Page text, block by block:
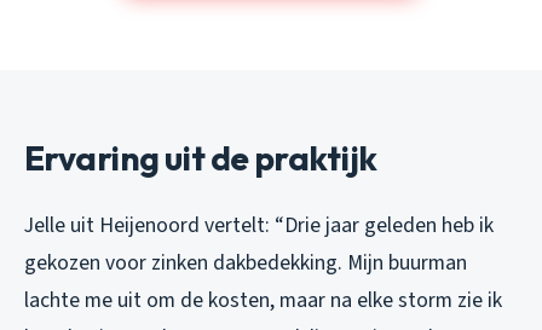
Ervaring uit de praktijk
Jelle uit Heijenoord vertelt: “Drie jaar geleden heb ik
gekozen voor zinken dakbedekking. Mijn buurman
lachte me uit om de kosten, maar na elke storm zie ik